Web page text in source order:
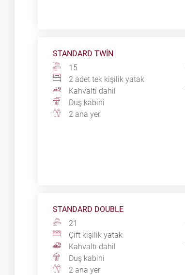
STANDARD TWIN
15
2 adet tek kişilik yatak
Kahvaltı dahil
Duş kabini
2 ana yer
STANDARD DOUBLE
21
Çift kişilik yatak
Kahvaltı dahil
Duş kabini
2 ana yer